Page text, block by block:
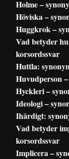
Holme –
Höviska –
Huggkrok –
Vad betyder
korsordssvar
Huttla:
Huvudperson
Hyckleri –
Ideologi –
Ihärdigt:
Vad betyder
korsordssvar
Implicera –